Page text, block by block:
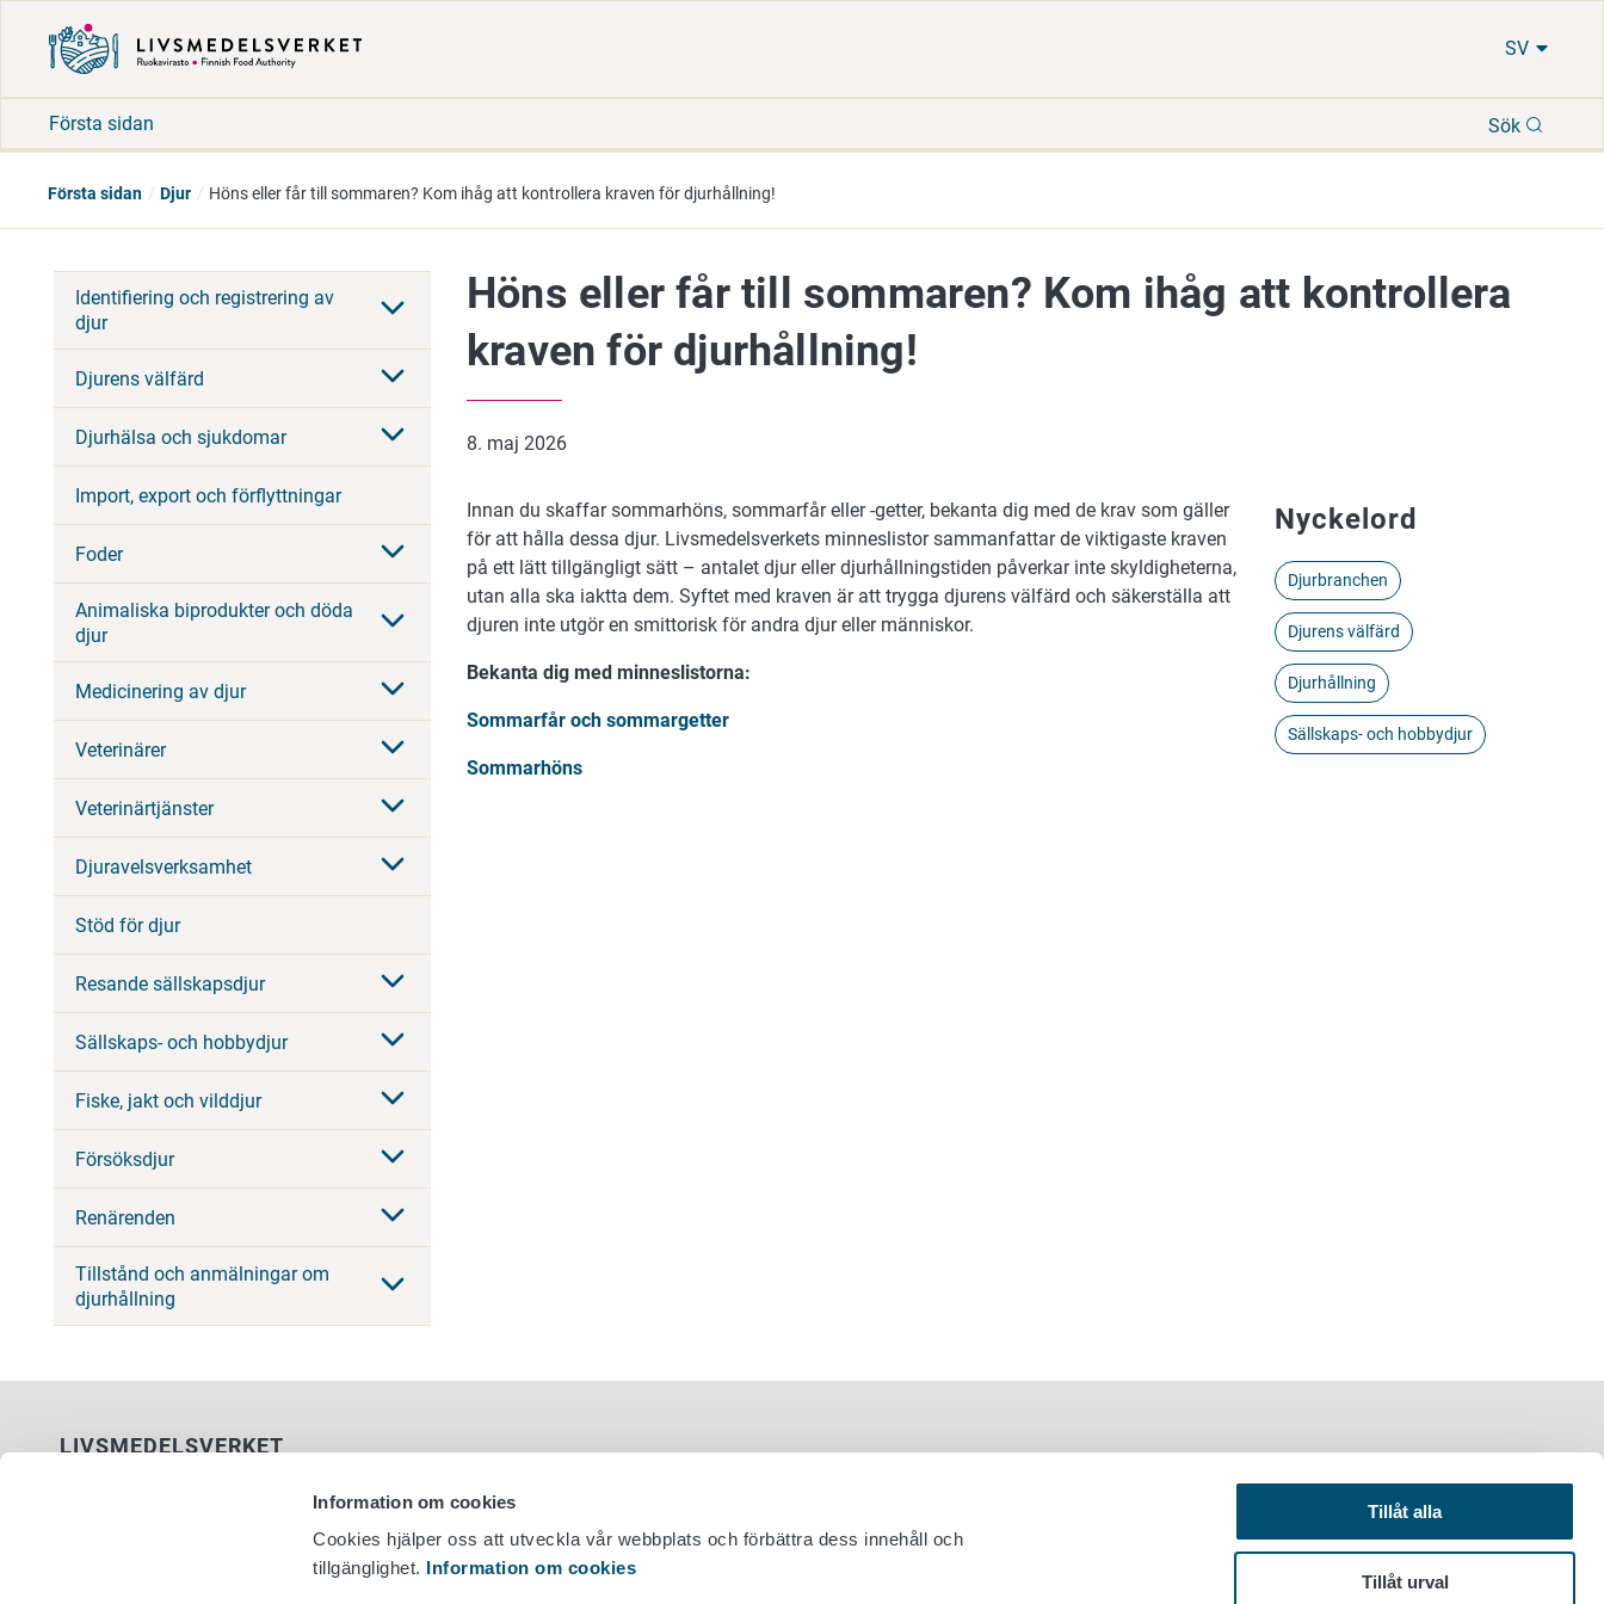
Information om cookies
Cookies hjälper oss att utveckla vår webbplats och förbättra dess innehåll och
tillgänglighet. Information om cookies
Tillåt alla
Tillåt urval
SV
Första sidan Sök
Första sidan Djur Höns eller får till sommaren? Kom ihåg att kontrollera kraven för djurhållning!
Identifiering och registrering av
djur
Djurens välfärd
Djurhälsa och sjukdomar
Import, export och förflyttningar
Foder
Animaliska biprodukter och döda
djur
Medicinering av djur
Veterinärer
Veterinärtjänster
Djuravelsverksamhet
Stöd för djur
Resande sällskapsdjur
Sällskaps- och hobbydjur
Fiske, jakt och vilddjur
Försöksdjur
Renärenden
Tillstånd och anmälningar om
djurhållning
Höns eller får till sommaren? Kom ihåg att kontrollera
kraven för djurhållning!
8. maj 2026
Innan du skaffar sommarhöns, sommarfår eller -getter, bekanta dig med de krav som gäller
för att hålla dessa djur. Livsmedelsverkets minneslistor sammanfattar de viktigaste kraven
på ett lätt tillgängligt sätt – antalet djur eller djurhållningstiden påverkar inte skyldigheterna,
utan alla ska iaktta dem. Syftet med kraven är att trygga djurens välfärd och säkerställa att
djuren inte utgör en smittorisk för andra djur eller människor.
Bekanta dig med minneslistorna:
Sommarfår och sommargetter
Sommarhöns
Nyckelord
Djurbranchen
Djurens välfärd
Djurhållning
Sällskaps- och hobbydjur
LIVSMEDELSVERKET